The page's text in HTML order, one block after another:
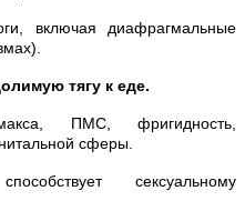
включая диафрагмальные
тягу к еде.
ПМС, фригидность,
сферы.
сексуальному